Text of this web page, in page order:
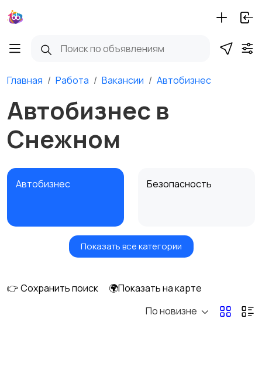
Главная Работа Вакансии Автобизнес
Автобизнес в
Снежном
Автобизнес Безопасность
Бытовые услуги и
Высший менеджмент
Добыча сырья,
Показать все категории
👉 Сохранить поиск
🌍Показать на карте
По новизне